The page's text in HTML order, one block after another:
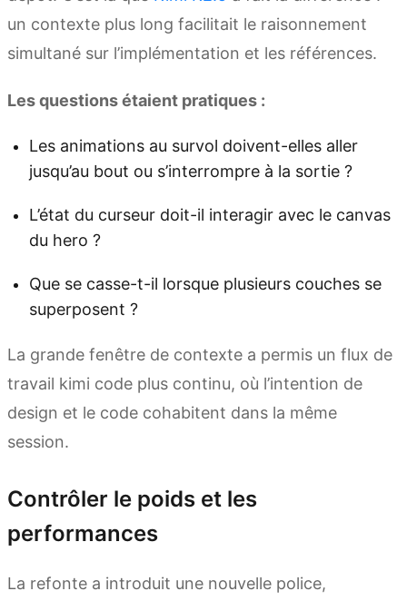
un contexte plus long facilitait le raisonnement
simultané sur l’implémentation et les références.
Les questions étaient pratiques :
Les animations au survol doivent-elles aller
jusqu’au bout ou s’interrompre à la sortie ?
L’état du curseur doit-il interagir avec le canvas
du hero ?
Que se casse-t-il lorsque plusieurs couches se
superposent ?
La grande fenêtre de contexte a permis un flux de
travail kimi code plus continu, où l’intention de
design et le code cohabitent dans la même
session.
Contrôler le poids et les
performances
La refonte a introduit une nouvelle police,